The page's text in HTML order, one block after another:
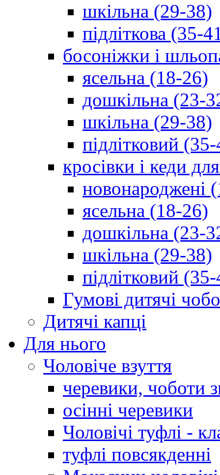
шкільна (29-38)
підліткова (35-
босоніжки і
ясельна (18-26)
дошкільна (23-
шкільна (29-38)
підлітковий
кросівки і кеди
новонароджені
ясельна (18-26)
дошкільна (23-
шкільна (29-38)
підлітковий
Гумові дитячі
Дитячі капці
Для нього
Чоловіче взуття
черевики, чоботи
осінні черевики
Чоловічі туфлі -
туфлі повсякденні